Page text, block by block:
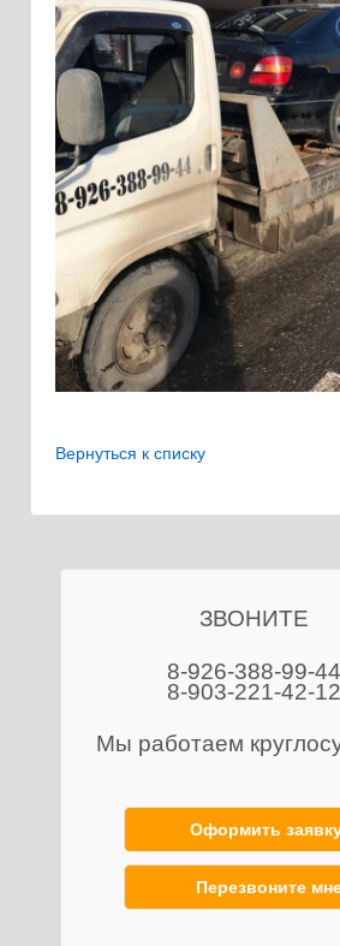
Вернуться к списку
ЗВОНИТЕ
8-926-388-99-44
8-903-221-42-12
Мы работаем
Оформить
Перезвоните